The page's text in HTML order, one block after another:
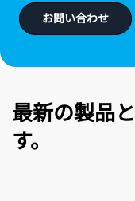
お問い合わせ
最新の製品
す。